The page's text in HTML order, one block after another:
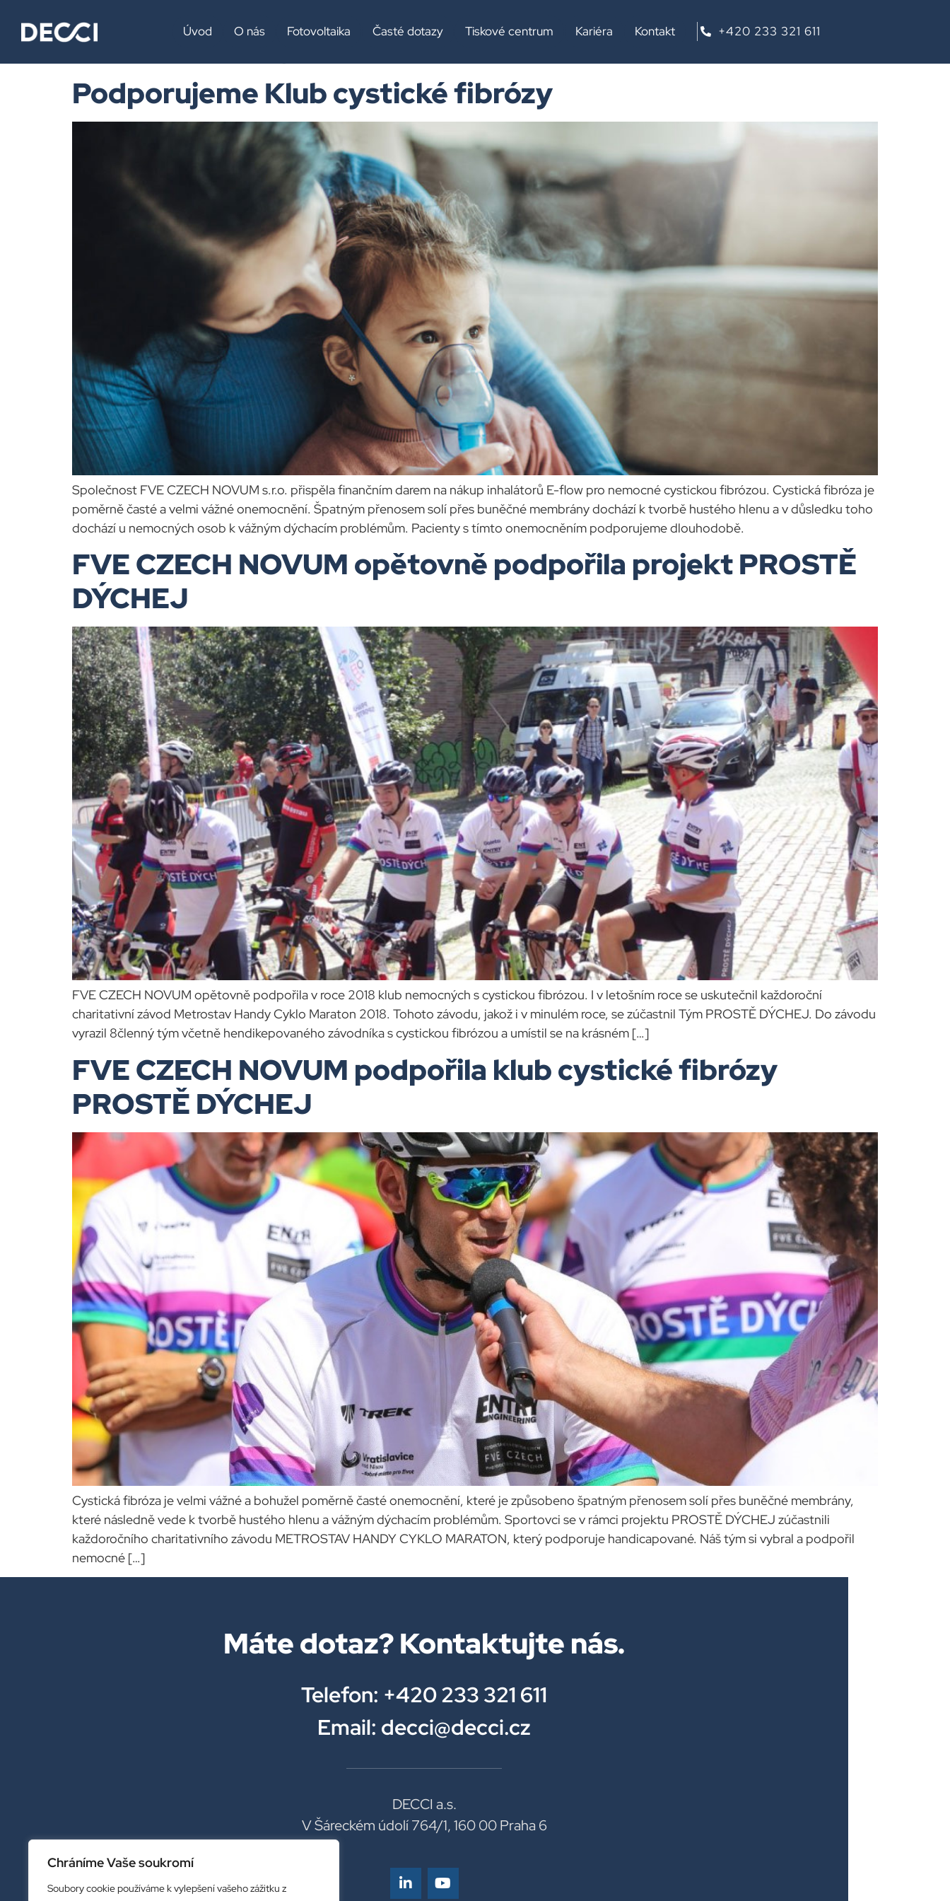
Chráníme Vaše soukromí
Soubory cookie používáme k vylepšení vašeho zážitku z
Úvod O nás Fotovoltaika Časté dotazy Tiskové centrum Kariéra Kontakt +420 233 321 611
Štítek:Cystická fibróza
Podporujeme Klub cystické fibrózy
Společnost FVE CZECH NOVUM s.r.o. přispěla finančním darem na nákup inhalátorů E-flow pro nemocné cystickou fibrózou. Cystická fibróza je
poměrně časté a velmi vážné onemocnění. Špatným přenosem solí přes buněčné membrány dochází k tvorbě hustého hlenu a v důsledku toho
dochází u nemocných osob k vážným dýchacím problémům. Pacienty s tímto onemocněním podporujeme dlouhodobě.
FVE CZECH NOVUM opětovně podpořila projekt PROSTĚ
DÝCHEJ
FVE CZECH NOVUM opětovně podpořila v roce 2018 klub nemocných s cystickou fibrózou. I v letošním roce se uskutečnil každoroční
charitativní závod Metrostav Handy Cyklo Maraton 2018. Tohoto závodu, jakož i v minulém roce, se zúčastnil Tým PROSTĚ DÝCHEJ. Do závodu
vyrazil 8členný tým včetně hendikepovaného závodníka s cystickou fibrózou a umístil se na krásném […]
FVE CZECH NOVUM podpořila klub cystické fibrózy
PROSTĚ DÝCHEJ
Cystická fibróza je velmi vážné a bohužel poměrně časté onemocnění, které je způsobeno špatným přenosem solí přes buněčné membrány,
které následně vede k tvorbě hustého hlenu a vážným dýchacím problémům. Sportovci se v rámci projektu PROSTĚ DÝCHEJ zúčastnili
každoročního charitativního závodu METROSTAV HANDY CYKLO MARATON, který podporuje handicapované. Náš tým si vybral a podpořil
nemocné […]
Máte dotaz? Kontaktujte nás.
Telefon: +420 233 321 611
Email: decci@decci.cz
DECCI a.s.
V Šáreckém údolí 764/1, 160 00 Praha 6